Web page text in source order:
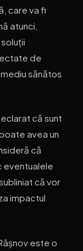
care va fi
atunci,
de
sănătos
că sunt
avea un
că
eventualele
că vor
impactul
este o